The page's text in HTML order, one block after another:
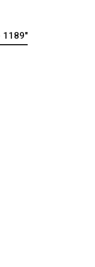
1189"